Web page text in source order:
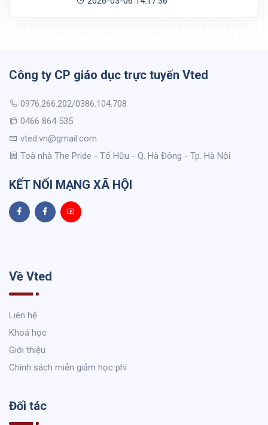
Công ty CP giáo dục trực tuyến Vted
0976.266.202/0386.104.708
0466 864 535
vted.vn@gmail.com
Toà nhà The Pride - Tố Hữu - Q. Hà Đông - Tp. Hà Nội
KẾT NỐI MẠNG XÃ HỘI
Về Vted
Liên hệ
Khoá học
Giới thiệu
Chính sách miễn giảm học phí
Đối tác